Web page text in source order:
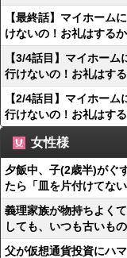
【最終話】マイホーム
けないの！お礼はする
【3/4話目】マイホー
行けないの！お礼はす
【2/4話目】マイホー
行けないの！お礼はす
女性様
夕飯中、子(2歳半)がぐ
たら「皿を片付けてな
義理家族が物持ちよく
しても、いつも古いも
父が仮想通貨投資にハ